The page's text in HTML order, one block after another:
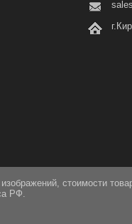
стоимости
РФ.